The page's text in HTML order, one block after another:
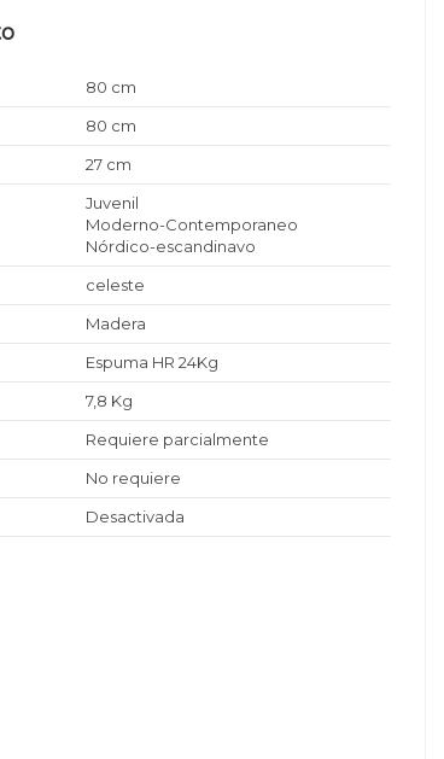
80 cm
80 cm
27 cm
Juvenil
Moderno-Contemporaneo
Nórdico-escandinavo
celeste
Madera
Espuma HR 24Kg
7,8 Kg
Requiere parcialmente
No requiere
Desactivada